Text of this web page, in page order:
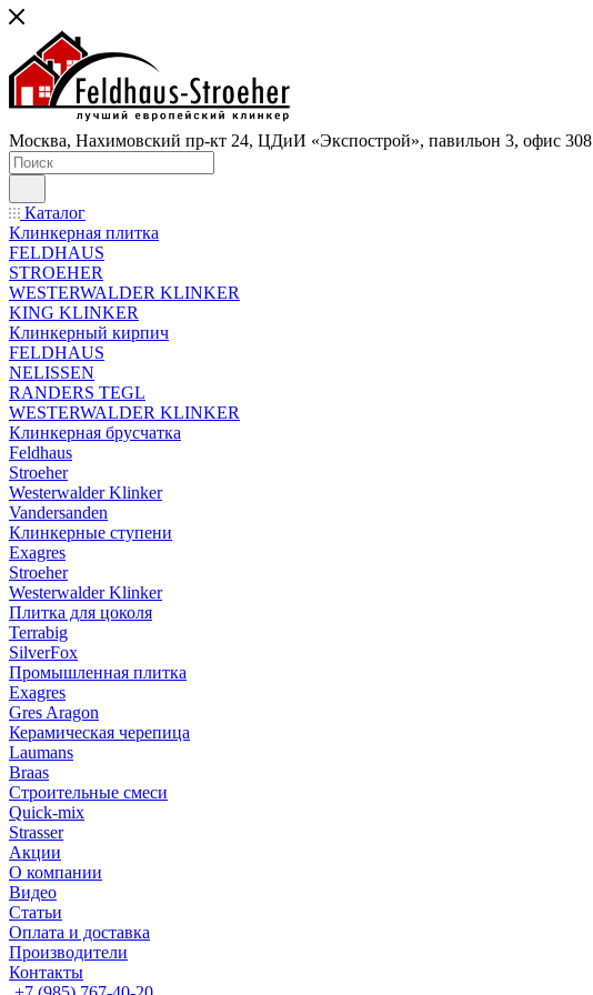
Москва, Нахимовский пр-кт 24, ЦДиИ «Экспострой», павильон 3, офис 308
Каталог
Клинкерная плитка
FELDHAUS
STROEHER
WESTERWALDER KLINKER
KING KLINKER
Клинкерный кирпич
FELDHAUS
NELISSEN
RANDERS TEGL
WESTERWALDER KLINKER
Клинкерная брусчатка
Feldhaus
Stroeher
Westerwalder Klinker
Vandersanden
Клинкерные ступени
Exagres
Stroeher
Westerwalder Klinker
Плитка для цоколя
Terrabig
SilverFox
Промышленная плитка
Exagres
Gres Aragon
Керамическая черепица
Laumans
Braas
Строительные смеси
Quick-mix
Strasser
Акции
О компании
Видео
Статьи
Оплата и доставка
Производители
Контакты